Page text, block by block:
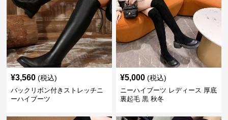
¥3,560 (税込)
バックリボン付きストレッチニ
ーハイブーツ
¥5,000 (税込)
ニーハイブーツ レディース 厚底
裏起毛 黒 秋冬